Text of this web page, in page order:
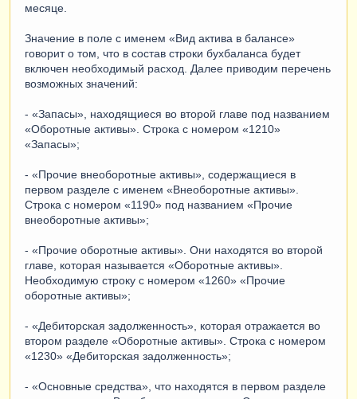
месяце.
Значение в поле с именем «Вид актива в балансе»
говорит о том, что в состав строки бухбаланса будет
включен необходимый расход. Далее приводим перечень
возможных значений:
- «Запасы», находящиеся во второй главе под названием
«Оборотные активы». Строка с номером «1210»
«Запасы»;
- «Прочие внеоборотные активы», содержащиеся в
первом разделе с именем «Внеоборотные активы».
Строка с номером «1190» под названием «Прочие
внеоборотные активы»;
- «Прочие оборотные активы». Они находятся во второй
главе, которая называется «Оборотные активы».
Необходимую строку с номером «1260» «Прочие
оборотные активы»;
- «Дебиторская задолженность», которая отражается во
втором разделе «Оборотные активы». Строка с номером
«1230» «Дебиторская задолженность»;
- «Основные средства», что находятся в первом разделе